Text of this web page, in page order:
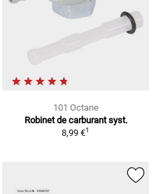
101 Octane
Robinet de carburant syst.
8,99 €1